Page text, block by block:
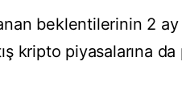
beklentilerinin 2
kripto piyasalarına da